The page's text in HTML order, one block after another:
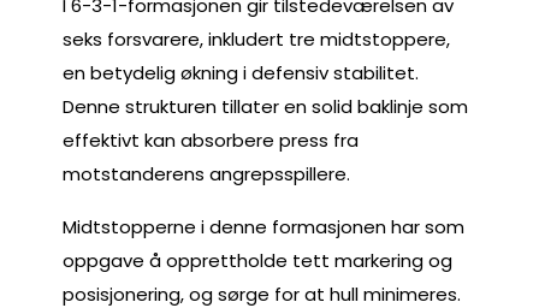
I 6-3-1-formasjonen gir tilstedeværelsen av
seks forsvarere, inkludert tre midtstoppere,
en betydelig økning i defensiv stabilitet.
Denne strukturen tillater en solid baklinje som
effektivt kan absorbere press fra
motstanderens angrepsspillere.
Midtstopperne i denne formasjonen har som
oppgave å opprettholde tett markering og
posisjonering, og sørge for at hull minimeres.